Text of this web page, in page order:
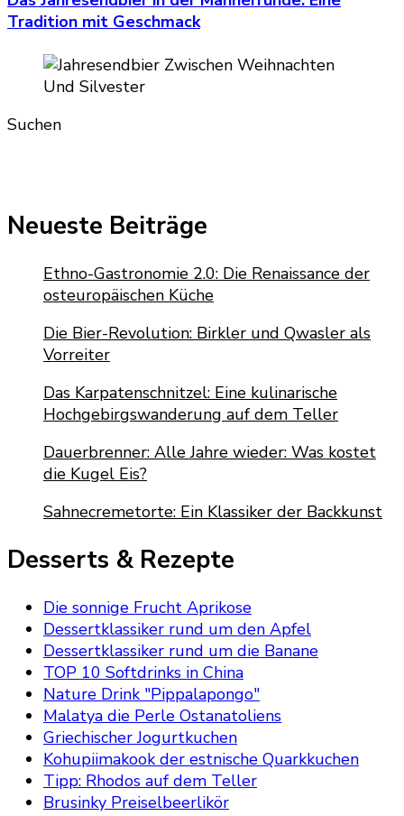
Tradition mit Geschmack
Suchen
Neueste Beiträge
Ethno-Gastronomie 2.0: Die Renaissance der
osteuropäischen Küche
Die Bier-Revolution: Birkler und Qwasler als
Vorreiter
Das Karpatenschnitzel: Eine kulinarische
Hochgebirgswanderung auf dem Teller
Dauerbrenner: Alle Jahre wieder: Was kostet
die Kugel Eis?
Sahnecremetorte: Ein Klassiker der Backkunst
Desserts & Rezepte
Die sonnige Frucht Aprikose
Dessertklassiker rund um den Apfel
Dessertklassiker rund um die Banane
TOP 10 Softdrinks in China
Nature Drink "Pippalapongo"
Malatya die Perle Ostanatoliens
Griechischer Jogurtkuchen
Kohupiimakook der estnische Quarkkuchen
Tipp: Rhodos auf dem Teller
Brusinky Preiselbeerlikör